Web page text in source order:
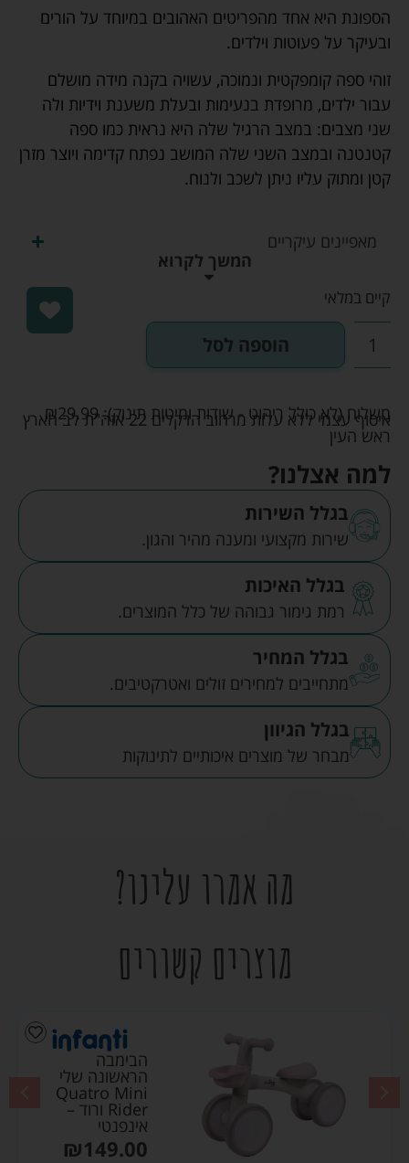
הספונת היא אחד מהפריטים האהובים במיוחד על הורים
ובעיקר על פעוטות וילדים.
זוהי ספה קומפקטית ונמוכה, עשויה בקנה מידה מושלם
עבור ילדים, מרופדת בנעימות ובעלת משענת וידיות ולה
שני מצבים: במצב הרגיל שלה היא נראית כמו ספה
קטנטנה ובמצב השני שלה המושב נפתח קדימה ויוצר מזרן
קטן ומתוק עליו ניתן לשכב ולנוח.
מאפיינים עיקריים
המשך לקרוא
קיים במלאי
הוספה לסל
משלוח (לא כולל ריהוט - שידות ומיטות תינוק): ₪29.99
איסוף עצמי ללא עלות מרחוב הדקלים 22 אזה"ת לב הארץ
ראש העין
למה אצלנו?
בגלל השירות
שירות מקצועי ומענה מהיר והגון.
בגלל האיכות
רמת גימור גבוהה של כלל המוצרים.
בגלל המחיר
מתחייבים למחירים זולים ואטרקטיבים.
בגלל הגיוון
מבחר של מוצרים איכותיים לתינוקות
מה אמרו עלינו?
מוצרים קשורים
הבימבה
הראשונה שלי
Quatro Mini
Rider ורוד –
אינפנטי
₪149.00